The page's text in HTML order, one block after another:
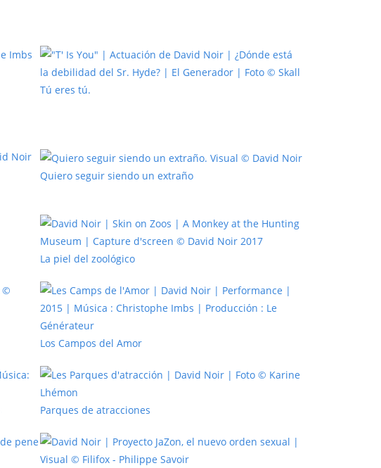
Tú eres tú.
Quiero seguir siendo un extraño
La piel del zoológico
Los Campos del Amor
Parques de atracciones